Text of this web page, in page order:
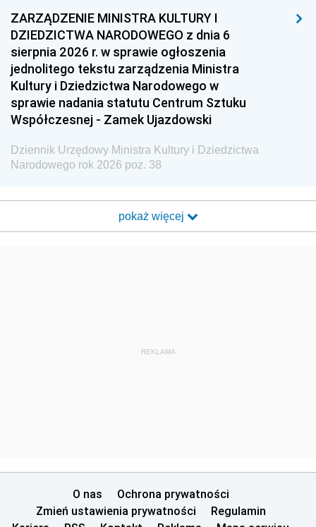
ZARZĄDZENIE MINISTRA KULTURY I
DZIEDZICTWA NARODOWEGO z dnia 6
sierpnia 2026 r. w sprawie ogłoszenia
jednolitego tekstu zarządzenia Ministra
Kultury i Dziedzictwa Narodowego w
sprawie nadania statutu Centrum Sztuku
Współczesnej - Zamek Ujazdowski
Dziennik Urzędowy Ministra Kultury i Dziedzictwa
Narodowego rok 2026 poz. 38
pokaż więcej
REKLAMA
O nas
Ochrona prywatności
Zmień ustawienia prywatności
Regulamin